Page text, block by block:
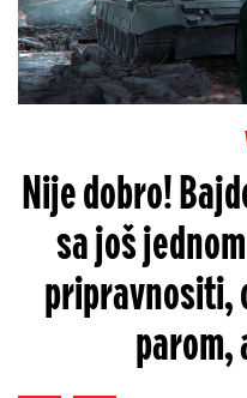
Nije dobro!
sa još
pripravnositi,
parom,